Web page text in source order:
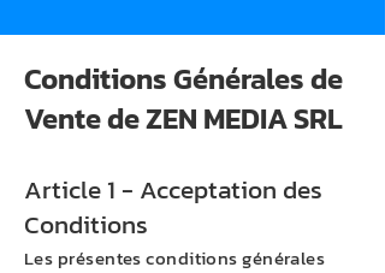
Conditions Générales de
Vente de ZEN MEDIA SRL
Article 1 - Acceptation des
Conditions
Les présentes conditions générales